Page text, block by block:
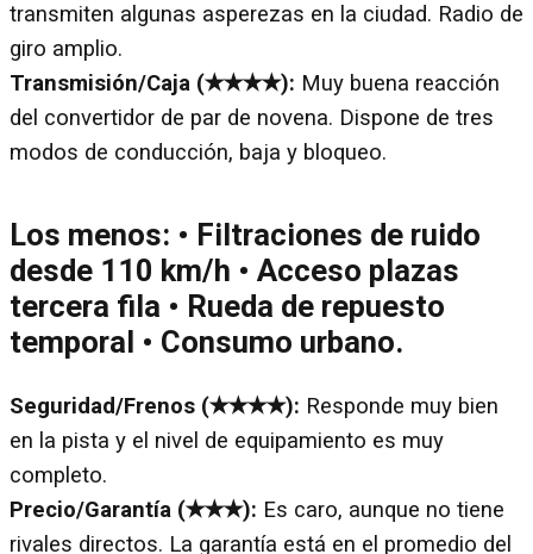
transmiten algunas asperezas en la ciudad. Radio de
giro amplio.
Transmisión/Caja (✭✭✭✭): Muy buena reacción
del convertidor de par de novena. Dispone de tres
modos de conducción, baja y bloqueo.
Los menos: • Filtraciones de ruido
desde 110 km/h • Acceso plazas
tercera fila • Rueda de repuesto
temporal • Consumo urbano.
Seguridad/Frenos (✭✭✭✭): Responde muy bien
en la pista y el nivel de equipamiento es muy
completo.
Precio/Garantía (✭✭✭): Es caro, aunque no tiene
rivales directos. La garantía está en el promedio del